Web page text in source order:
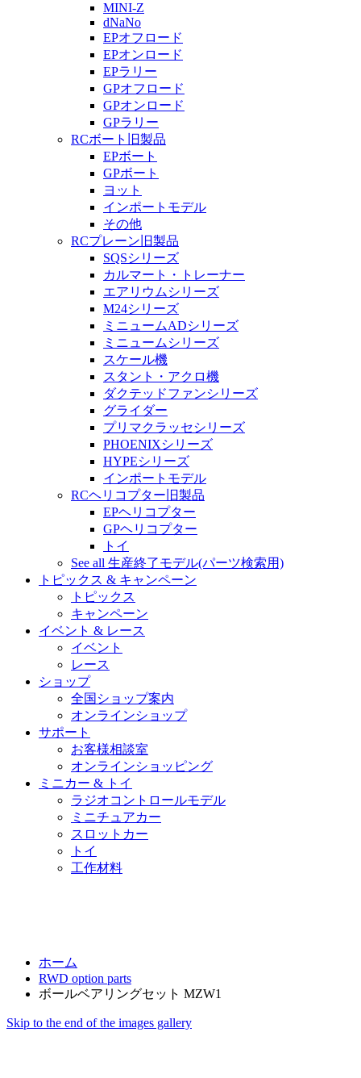
MINI-Z
dNaNo
EPオフロード
EPオンロード
EPラリー
GPオフロード
GPオンロード
GPラリー
RCボート旧製品
EPボート
GPボート
ヨット
インポートモデル
その他
RCプレーン旧製品
SQSシリーズ
カルマート・トレーナー
エアリウムシリーズ
M24シリーズ
ミニュームADシリーズ
ミニュームシリーズ
スケール機
スタント・アクロ機
ダクテッドファンシリーズ
グライダー
プリマクラッセシリーズ
PHOENIXシリーズ
HYPEシリーズ
インポートモデル
RCヘリコプター旧製品
EPヘリコプター
GPヘリコプター
トイ
See all 生産終了モデル(パーツ検索用)
トピックス & キャンペーン
トピックス
キャンペーン
イベント & レース
イベント
レース
ショップ
全国ショップ案内
オンラインショップ
サポート
お客様相談室
オンラインショッピング
ミニカー & トイ
ラジオコントロールモデル
ミニチュアカー
スロットカー
トイ
工作材料
ホーム
RWD option parts
ボールベアリングセット MZW1
Skip to the end of the images gallery